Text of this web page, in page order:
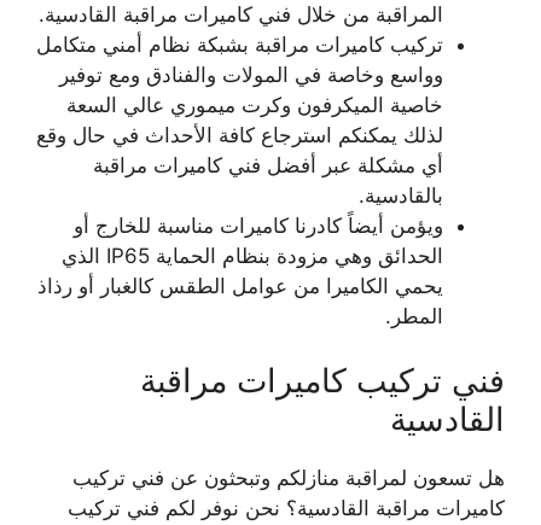
المراقبة من خلال فني كاميرات مراقبة القادسية.
تركيب كاميرات مراقبة بشبكة نظام أمني متكامل
وواسع وخاصة في المولات والفنادق ومع توفير
خاصية الميكرفون وكرت ميموري عالي السعة
لذلك يمكنكم استرجاع كافة الأحداث في حال وقع
أي مشكلة عبر أفضل فني كاميرات مراقبة
بالقادسية.
ويؤمن أيضاً كادرنا كاميرات مناسبة للخارج أو
الحدائق وهي مزودة بنظام الحماية IP65 الذي
يحمي الكاميرا من عوامل الطقس كالغبار أو رذاذ
المطر.
فني تركيب كاميرات مراقبة
القادسية
هل تسعون لمراقبة منازلكم وتبحثون عن فني تركيب
كاميرات مراقبة القادسية؟ نحن نوفر لكم فني تركيب